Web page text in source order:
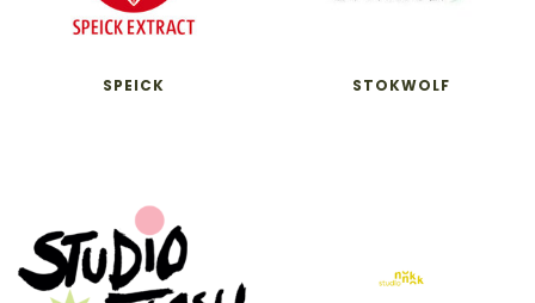
SPEICK STOKWOLF